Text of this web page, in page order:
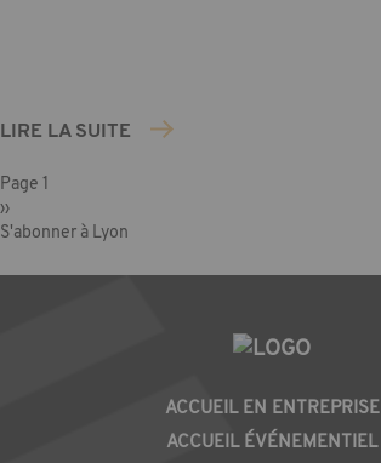
LIRE LA SUITE
Pagination
Page 1
Page
suivante
››
S'abonner à Lyon
ACCUEIL EN ENTREPRISE
ACCUEIL ÉVÉNEMENTIEL